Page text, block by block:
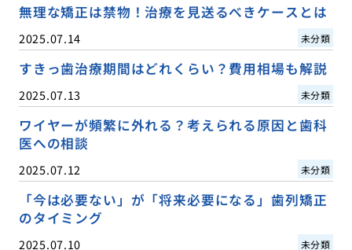
無理な矯正は禁物！治療を見送るべきケースとは
2025.07.14 未分類
すきっ歯治療期間はどれくらい？費用相場も解説
2025.07.13 未分類
ワイヤーが頻繁に外れる？考えられる原因と歯科
医への相談
2025.07.12 未分類
「今は必要ない」が「将来必要になる」歯列矯正
のタイミング
2025.07.10 未分類